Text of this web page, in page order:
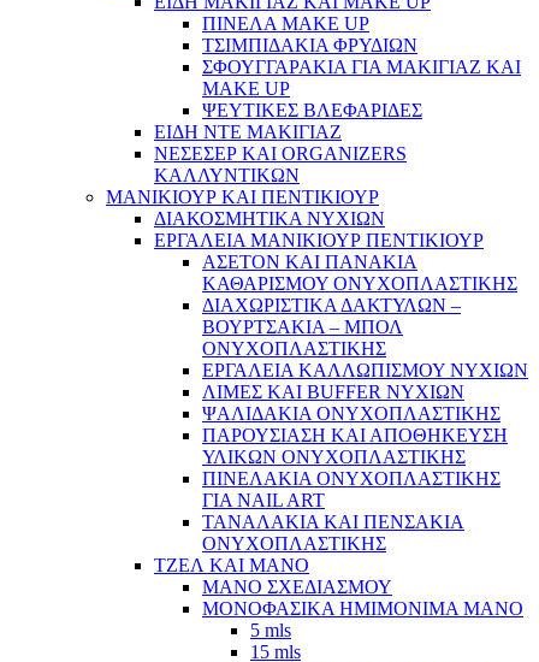
ΠΙΝΕΛΑ MAKE UP
ΤΣΙΜΠΙΔΑΚΙΑ ΦΡΥΔΙΩΝ
ΣΦΟΥΓΓΑΡΑΚΙΑ ΓΙΑ ΜΑΚΙΓΙΑZ ΚΑΙ
MAKE UP
ΨΕΥΤΙΚΕΣ ΒΛΕΦΑΡΙΔΕΣ
ΕΙΔΗ ΝΤΕ ΜΑΚΙΓΙΑΖ
ΝΕΣΕΣΕΡ ΚΑΙ ORGANIZERS
ΚΑΛΛΥΝΤΙΚΩΝ
ΜΑΝΙΚΙΟΥΡ ΚΑΙ ΠΕΝΤΙΚΙΟΥΡ
ΔΙΑΚΟΣΜΗΤΙΚΑ ΝΥΧΙΩΝ
ΕΡΓΑΛΕΙΑ ΜΑΝΙΚΙΟΥΡ ΠΕΝΤΙΚΙΟΥΡ
ΑΣΕΤΟΝ ΚΑΙ ΠΑΝΑΚΙΑ
ΚΑΘΑΡΙΣΜΟΥ ΟΝΥΧΟΠΛΑΣΤΙΚΗΣ
ΔΙΑΧΩΡΙΣΤΙΚΑ ΔΑΚΤΥΛΩΝ –
ΒΟΥΡΤΣΑΚΙΑ – ΜΠΟΛ
ΟΝΥΧΟΠΛΑΣΤΙΚΗΣ
ΕΡΓΑΛΕΙΑ ΚΑΛΛΩΠΙΣΜΟΥ ΝΥΧΙΩΝ
ΛΙΜΕΣ ΚΑΙ BUFFER ΝΥΧΙΩΝ
ΨΑΛΙΔΑΚΙΑ ΟΝΥΧΟΠΛΑΣΤΙΚΗΣ
ΠΑΡΟΥΣΙΑΣΗ ΚΑΙ ΑΠΟΘΗΚΕΥΣΗ
ΥΛΙΚΩΝ ΟΝΥΧΟΠΛΑΣΤΙΚΗΣ
ΠΙΝΕΛΑΚΙΑ ΟΝΥΧΟΠΛΑΣΤΙΚΗΣ
ΓΙΑ NAIL ART
ΤΑΝΑΛΑΚΙΑ ΚΑΙ ΠΕΝΣΑΚΙΑ
ΟΝΥΧΟΠΛΑΣΤΙΚΗΣ
ΤΖΕΛ ΚΑΙ ΜΑΝΟ
ΜΑΝΟ ΣΧΕΔΙΑΣΜΟΥ
ΜΟΝΟΦΑΣΙΚΑ ΗΜΙΜΟΝΙΜΑ ΜΑΝΟ
5 mls
15 mls